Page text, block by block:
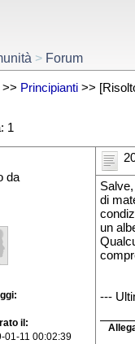
> Forum
>> Principianti>>
1
da
il
01-11 00:02:39
di
un
---